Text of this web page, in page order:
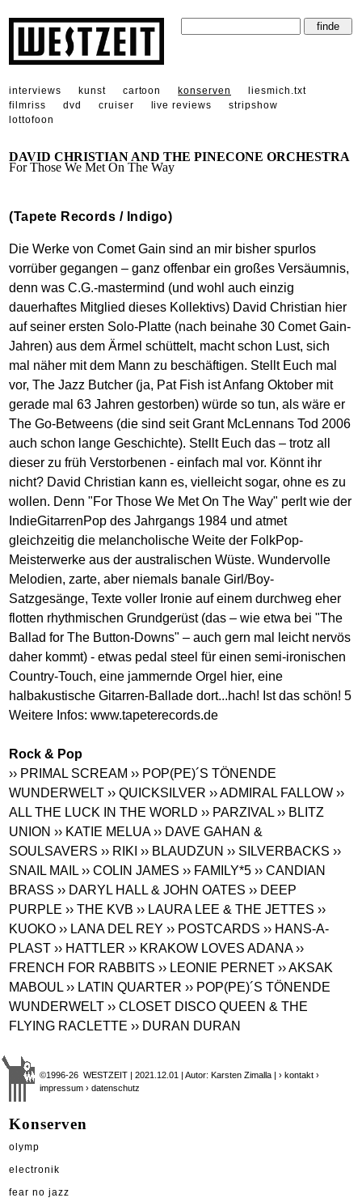
interviews kunst cartoon konserven
liesmich.txt
filmriss
dvd cruiser live reviews
stripshow
lottofoon
DAVID CHRISTIAN AND THE PINECONE ORCHESTRA
For Those We Met On The Way
(Tapete Records / Indigo)
Die Werke von Comet Gain sind an mir bisher spurlos
vorrüber gegangen – ganz offenbar ein großes Versäumnis,
denn was C.G.-mastermind (und wohl auch einzig
dauerhaftes Mitglied dieses Kollektivs) David Christian hier
auf seiner ersten Solo-Platte (nach beinahe 30 Comet Gain-
Jahren) aus dem Ärmel schüttelt, macht schon Lust, sich
mal näher mit dem Mann zu beschäftigen. Stellt Euch mal
vor, The Jazz Butcher (ja, Pat Fish ist Anfang Oktober mit
gerade mal 63 Jahren gestorben) würde so tun, als wäre er
The Go-Betweens (die sind seit Grant McLennans Tod 2006
auch schon lange Geschichte). Stellt Euch das – trotz all
dieser zu früh Verstorbenen - einfach mal vor. Könnt ihr
nicht? David Christian kann es, vielleicht sogar, ohne es zu
wollen. Denn "For Those We Met On The Way" perlt wie der
IndieGitarrenPop des Jahrgangs 1984 und atmet
gleichzeitig die melancholische Weite der FolkPop-
Meisterwerke aus der australischen Wüste. Wundervolle
Melodien, zarte, aber niemals banale Girl/Boy-
Satzgesänge, Texte voller Ironie auf einem durchweg eher
flotten rhythmischen Grundgerüst (das – wie etwa bei "The
Ballad for The Button-Downs" – auch gern mal leicht nervös
daher kommt) - etwas pedal steel für einen semi-ironischen
Country-Touch, eine jammernde Orgel hier, eine
halbakustische Gitarren-Ballade dort...hach! Ist das schön! 5
Weitere Infos:www.tapeterecords.de
Rock & Pop
›› PRIMAL SCREAM ›› POP(PE)´S TÖNENDE
WUNDERWELT ›› QUICKSILVER ›› ADMIRAL FALLOW ››
ALL THE LUCK IN THE WORLD ›› PARZIVAL ›› BLITZ
UNION ›› KATIE MELUA ›› DAVE GAHAN &
SOULSAVERS ›› RIKI ›› BLAUDZUN ›› SILVERBACKS ››
SNAIL MAIL ›› COLIN JAMES ›› FAMILY*5 ›› CANDIAN
BRASS ›› DARYL HALL & JOHN OATES ›› DEEP
PURPLE ›› THE KVB ›› LAURA LEE & THE JETTES ››
KUOKO ›› LANA DEL REY ›› POSTCARDS ›› HANS-A-
PLAST ›› HATTLER ›› KRAKOW LOVES ADANA ››
FRENCH FOR RABBITS ›› LEONIE PERNET ›› AKSAK
MABOUL ›› LATIN QUARTER ›› POP(PE)´S TÖNENDE
WUNDERWELT ›› CLOSET DISCO QUEEN & THE
FLYING RACLETTE ›› DURAN DURAN
©1996-26 WESTZEIT | 2021.12.01 | Autor: Karsten Zimalla |› kontakt ›
impressum › datenschutz
Konserven
olymp
electronik
fear no jazz